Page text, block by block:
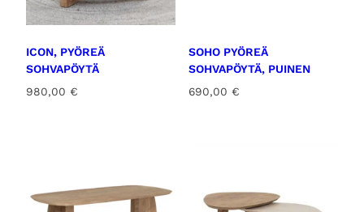
ICON, PYÖREÄ
SOHVAPÖYTÄ
980,00 €
SOHO PYÖREÄ
SOHVAPÖYTÄ, PUINEN
690,00 €